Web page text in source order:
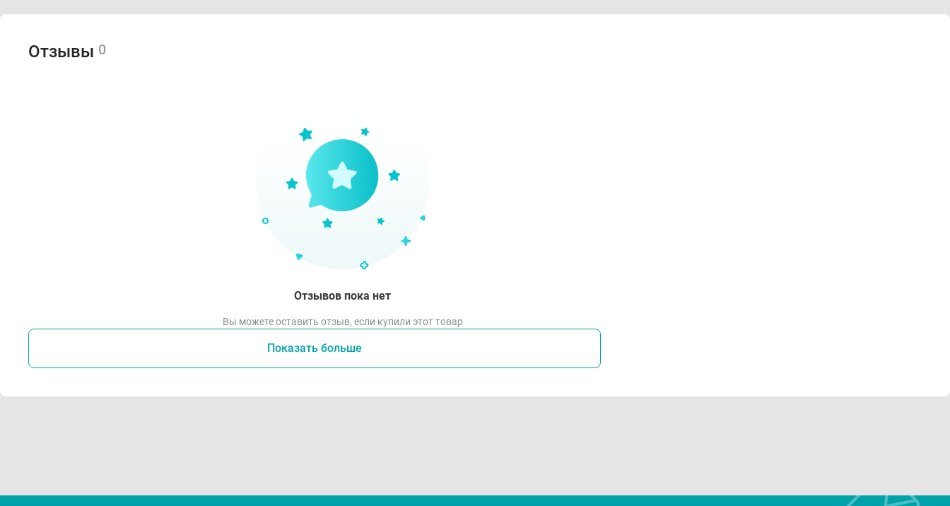
Отзывы 0
Отзывов пока нет
Вы можете оставить отзыв, если купили этот товар
Показать больше